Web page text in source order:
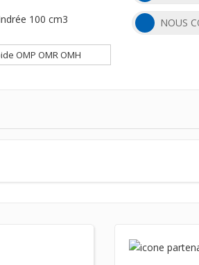
100 cm3
OMP OMR OMH
NOUS